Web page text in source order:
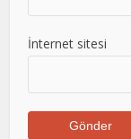
İnternet sitesi